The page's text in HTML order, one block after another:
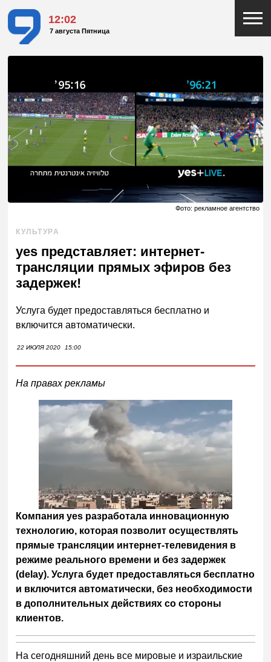
12:02
7 августа Пятница
Фото: рекламное агентство
КУЛЬТУРА
yes представляет: интернет-
трансляции прямых эфиров без
задержек!
Услуга будет предоставляться бесплатно и
включится автоматически.
22 ИЮЛЯ 2020 15:00
На правах рекламы
Компания yes разработала инновационную
технологию, которая позволит осуществлять
прямые трансляции интернет-телевидения в
режиме реального времени и без задержек
(delay). Услуга будет предоставляться бесплатно
и включится автоматически, без необходимости
в дополнительных действиях со стороны
клиентов.
На сегодняшний день все мировые и израильские